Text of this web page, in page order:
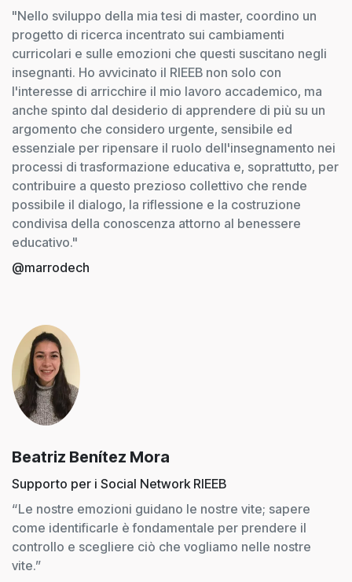
"Nello sviluppo della mia tesi di master, coordino un
progetto di ricerca incentrato sui cambiamenti
curricolari e sulle emozioni che questi suscitano negli
insegnanti. Ho avvicinato il RIEEB non solo con
l'interesse di arricchire il mio lavoro accademico, ma
anche spinto dal desiderio di apprendere di più su un
argomento che considero urgente, sensibile ed
essenziale per ripensare il ruolo dell'insegnamento nei
processi di trasformazione educativa e, soprattutto, per
contribuire a questo prezioso collettivo che rende
possibile il dialogo, la riflessione e la costruzione
condivisa della conoscenza attorno al benessere
educativo."
@marrodech
Beatriz Benítez Mora
Supporto per i Social Network RIEEB
“Le nostre emozioni guidano le nostre vite; sapere
come identificarle è fondamentale per prendere il
controllo e scegliere ciò che vogliamo nelle nostre
vite.”